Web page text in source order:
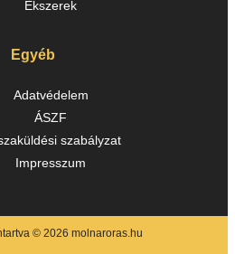
Ékszerek
Egyéb
Adatvédelem
ÁSZF
szabályzat
Impresszum
© 2026 molnaroras.hu